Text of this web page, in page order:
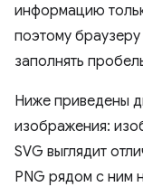
информацию
поэтому браузеру
заполнять
Ниже приведены
изображения:
SVG выглядит
PNG рядом с ним